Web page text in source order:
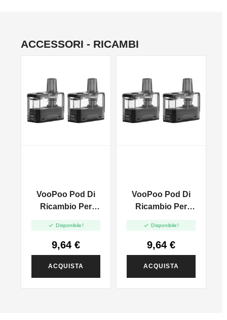
ACCESSORI - RICAMBI
VooPoo Pod Di
Ricambio Per
2pcs
 Disponibile!
9,64 €
ACQUISTA
VooPoo Pod Di
Ricambio Per
2pcs
 Disponibile!
9,64 €
ACQUISTA